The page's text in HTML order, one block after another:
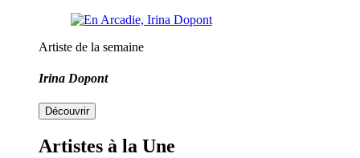
Artiste de la semaine
Irina Dopont
Découvrir
Artistes à la Une